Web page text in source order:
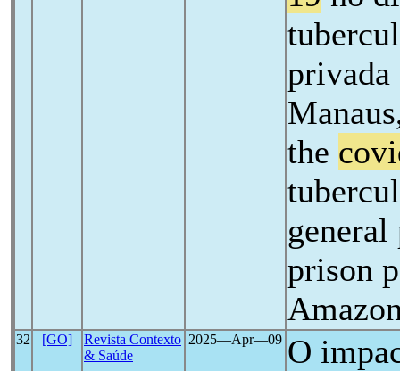
privada
the
prison
32 [GO]
Revista Contexto
& Saúde
2025―Apr―09 O